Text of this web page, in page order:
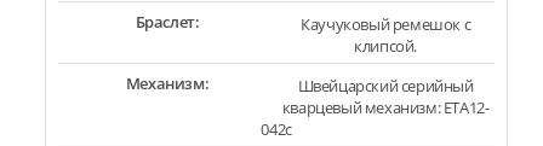
Браслет:
Каучуковый ремешок с
клипсой.
Механизм:
Швейцарский серийный
кварцевый механизм: ETA12-
042c